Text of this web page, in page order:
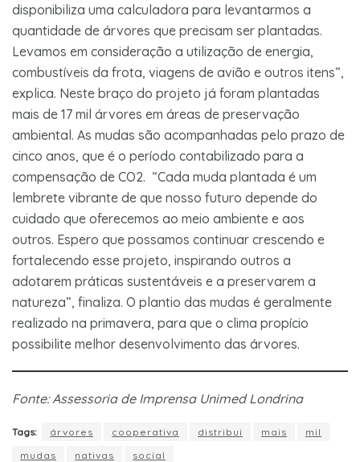
disponibiliza uma calculadora para levantarmos a
quantidade de árvores que precisam ser plantadas.
Levamos em consideração a utilização de energia,
combustíveis da frota, viagens de avião e outros itens”,
explica. Neste braço do projeto já foram plantadas
mais de 17 mil árvores em áreas de preservação
ambiental. As mudas são acompanhadas pelo prazo de
cinco anos, que é o período contabilizado para a
compensação de CO2. “Cada muda plantada é um
lembrete vibrante de que nosso futuro depende do
cuidado que oferecemos ao meio ambiente e aos
outros. Espero que possamos continuar crescendo e
fortalecendo esse projeto, inspirando outros a
adotarem práticas sustentáveis e a preservarem a
natureza”, finaliza. O plantio das mudas é geralmente
realizado na primavera, para que o clima propício
possibilite melhor desenvolvimento das árvores.
Fonte: Assessoria de Imprensa Unimed Londrina
Tags: árvores cooperativa distribui mais
mil
mudas
nativas social